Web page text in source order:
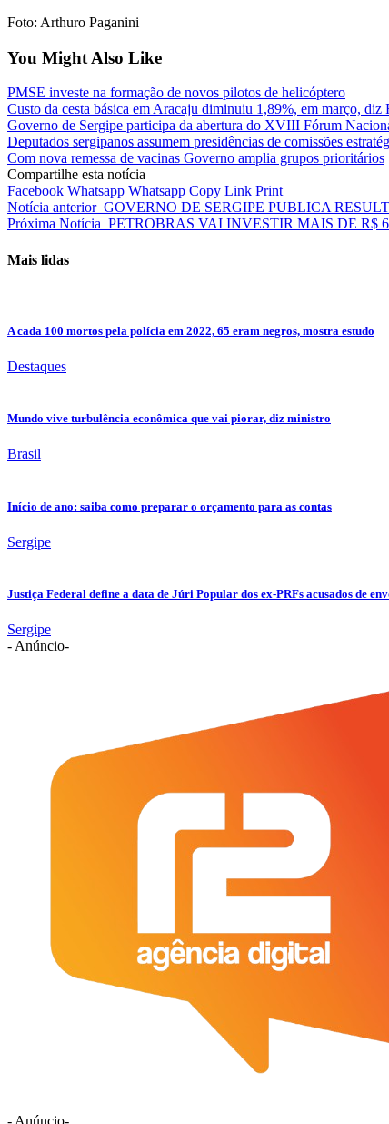
Foto: Arthuro Paganini
You Might Also Like
PMSE investe na formação de novos pilotos de helicóptero
Custo da cesta básica em Aracaju diminuiu 1,89%, em março, diz
Governo de Sergipe participa da abertura do XVIII Fórum
Deputados sergipanos assumem presidências de comissões
Com nova remessa de vacinas Governo amplia grupos prioritários
Compartilhe esta notícia
Facebook Whatsapp Whatsapp Copy Link Print
Notícia anterior GOVERNO DE SERGIPE PUBLICA
Próxima Notícia PETROBRAS VAI INVESTIR MAIS DE R$
Mais lidas
A cada 100 mortos pela polícia em 2022, 65 eram negros, mostra estudo
Destaques
Mundo vive turbulência econômica que vai piorar, diz ministro
Brasil
Início de ano: saiba como preparar o orçamento para as contas
Sergipe
Justiça Federal define a data de Júri Popular dos ex-PRFs acusados de
Sergipe
- Anúncio-